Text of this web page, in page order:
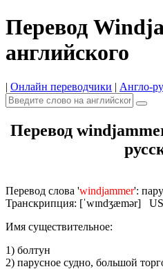
Перевод
английского
| Онлайн переводчики | Англо-
Перевод
Перевод слова 'windjammer':
Транскрипция: [ˈwɪndʒæmər] US
Имя cуществительное:
1) болтун
2) парусное судно, большой